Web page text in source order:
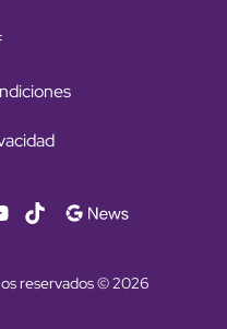
reservados © 2026